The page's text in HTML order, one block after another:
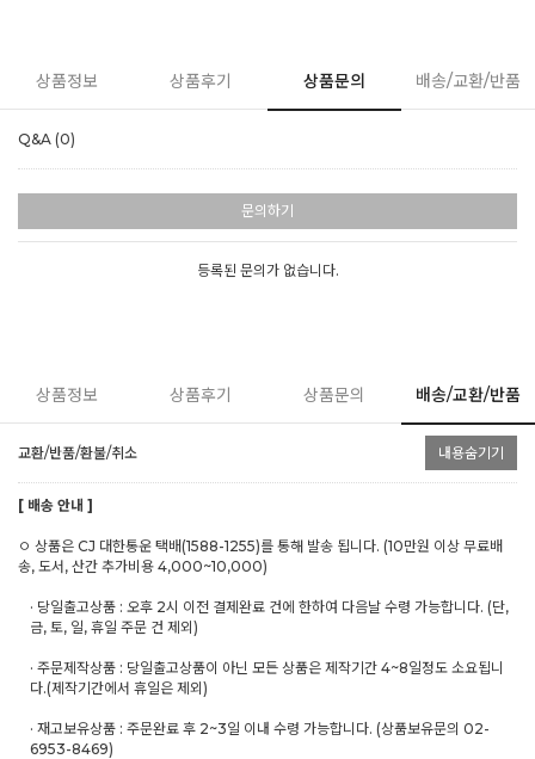
상품정보 상품후기 상품문의 배송/교환/반품
Q&A (0)
문의하기
등록된 문의가 없습니다.
상품정보 상품후기 상품문의 배송/교환/반품
교환/반품/환불/취소 내용숨기기
[ 배송 안내 ]
ㅇ 상품은 CJ 대한통운 택배(1588-1255)를 통해 발송 됩니다. (10만원 이상 무료배
송, 도서, 산간 추가비용 4,000~10,000)
· 당일출고상품 : 오후 2시 이전 결제완료 건에 한하여 다음날 수령 가능합니다. (단,
금, 토, 일, 휴일 주문 건 제외)
· 주문제작상품 : 당일출고상품이 아닌 모든 상품은 제작기간 4~8일정도 소요됩니
다.(제작기간에서 휴일은 제외)
· 재고보유상품 : 주문완료 후 2~3일 이내 수령 가능합니다. (상품보유문의 02-
6953-8469)